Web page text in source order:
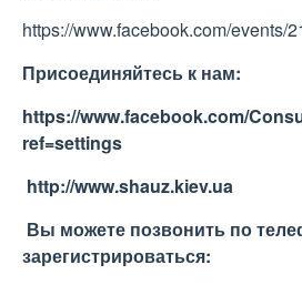
https://www.facebook.com/events/
Присоединяйтесь к нам:
https://www.facebook.com/
ref=settings
http://www.shauz.kіev.ua
Вы можете позвонить по
зарегистрироваться: